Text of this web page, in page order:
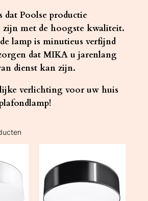
dat Poolse productie
met de hoogste kwaliteit.
lamp is minutieus verfijnd
dat MIKA u jarenlang
dienst kan zijn.
verlichting voor uw huis